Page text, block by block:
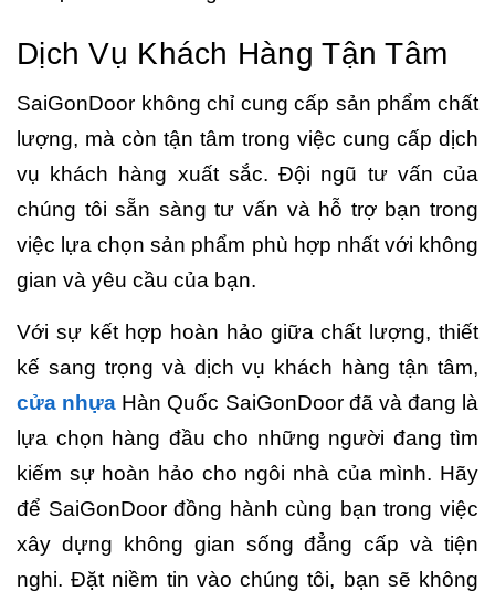
Dịch Vụ Khách Hàng Tận Tâm
SaiGonDoor không chỉ cung cấp sản phẩm chất
lượng, mà còn tận tâm trong việc cung cấp dịch
vụ khách hàng xuất sắc. Đội ngũ tư vấn của
chúng tôi sẵn sàng tư vấn và hỗ trợ bạn trong
việc lựa chọn sản phẩm phù hợp nhất với không
gian và yêu cầu của bạn.
Với sự kết hợp hoàn hảo giữa chất lượng, thiết
kế sang trọng và dịch vụ khách hàng tận tâm,
cửa nhựa Hàn Quốc SaiGonDoor đã và đang là
lựa chọn hàng đầu cho những người đang tìm
kiếm sự hoàn hảo cho ngôi nhà của mình. Hãy
để SaiGonDoor đồng hành cùng bạn trong việc
xây dựng không gian sống đẳng cấp và tiện
nghi. Đặt niềm tin vào chúng tôi, bạn sẽ không